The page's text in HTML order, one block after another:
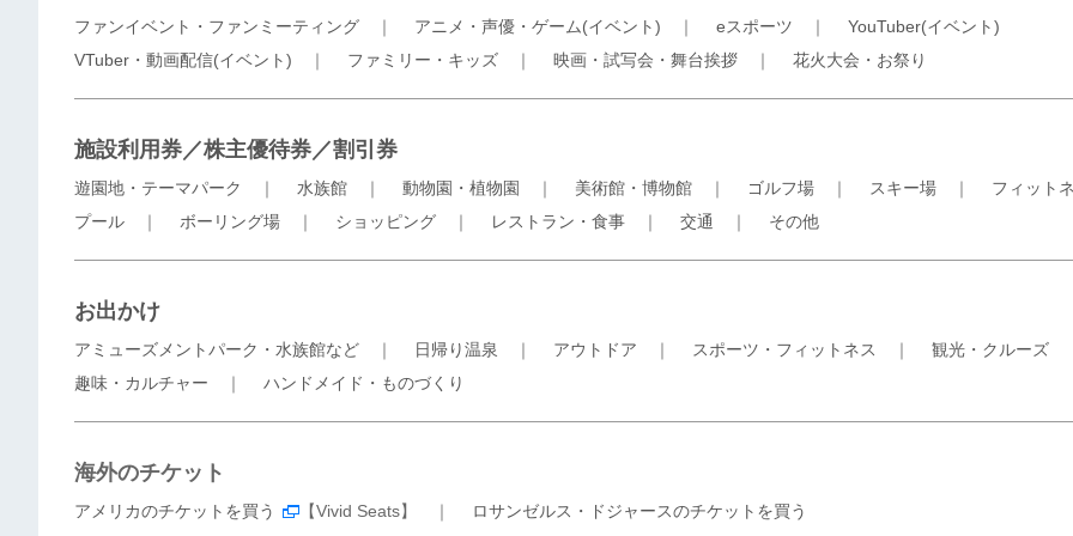
ファンイベント・ファンミーティング ｜ アニメ・声優・ゲーム(イベント) ｜ eスポーツ ｜ YouTuber(イベント)
VTuber・動画配信(イベント) ｜ ファミリー・キッズ ｜ 映画・試写会・舞台挨拶 ｜ 花火大会・お祭り
施設利用券／株主優待券／割引券
遊園地・テーマパーク ｜ 水族館 ｜ 動物園・植物園 ｜ 美術館・博物館 ｜ ゴルフ場 ｜ スキー場 ｜ フィット
プール ｜ ボーリング場 ｜ ショッピング ｜ レストラン・食事 ｜ 交通 ｜ その他
お出かけ
アミューズメントパーク・水族館など ｜ 日帰り温泉 ｜ アウトドア ｜ スポーツ・フィットネス ｜ 観光・クルーズ
趣味・カルチャー ｜ ハンドメイド・ものづくり
海外のチケット
アメリカのチケットを買う 【Vivid Seats】 ｜ ロサンゼルス・ドジャースのチケットを買う